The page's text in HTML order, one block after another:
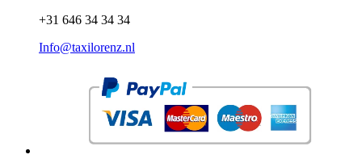
+31 646 34 34 34
Info@taxilorenz.nl